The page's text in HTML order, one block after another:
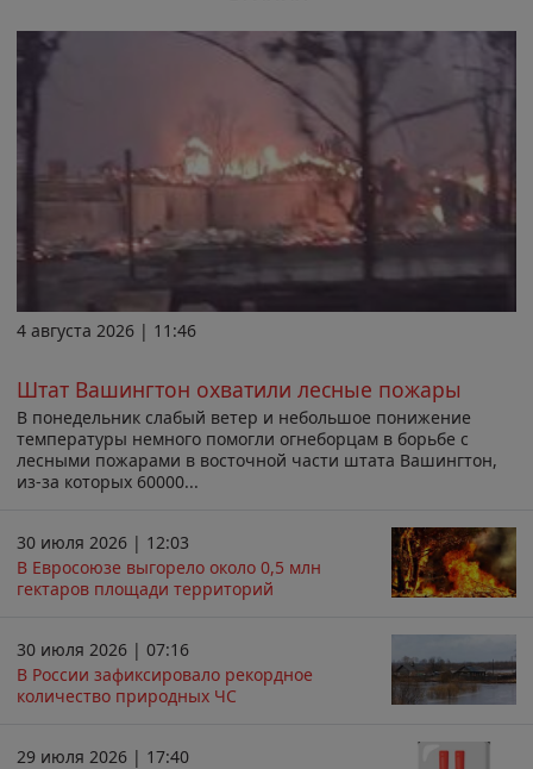
4 августа 2026 | 11:46
Штат Вашингтон охватили лесные пожары
В понедельник слабый ветер и небольшое понижение
температуры немного помогли огнеборцам в борьбе с
лесными пожарами в восточной части штата Вашингтон,
из-за которых 60000...
30 июля 2026 | 12:03
В Евросоюзе выгорело около 0,5 млн
гектаров площади территорий
30 июля 2026 | 07:16
В России зафиксировало рекордное
количество природных ЧС
29 июля 2026 | 17:40